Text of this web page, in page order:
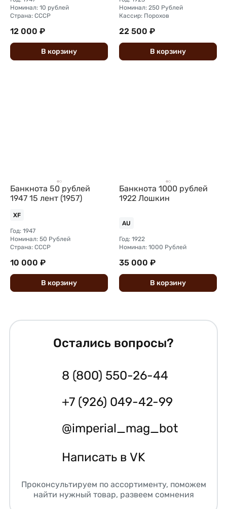
Номинал: 10 рублей
Страна: СССР
12 000 ₽
В корзину
Номинал: 250 Рублей
Кассир: Порохов
22 500 ₽
В корзину
Банкнота 50 рублей
1947 15 лент (1957)
XF
Год: 1947
Номинал: 50 Рублей
Страна: СССР
10 000 ₽
В корзину
Банкнота 1000 рублей
1922 Лошкин
AU
Год: 1922
Номинал: 1000 Рублей
35 000 ₽
В корзину
Остались вопросы?
8 (800) 550-26-44
+7 (926) 049-42-99
@imperial_mag_bot
Написать в VK
Проконсультируем по ассортименту, поможем
найти нужный товар, развеем сомнения